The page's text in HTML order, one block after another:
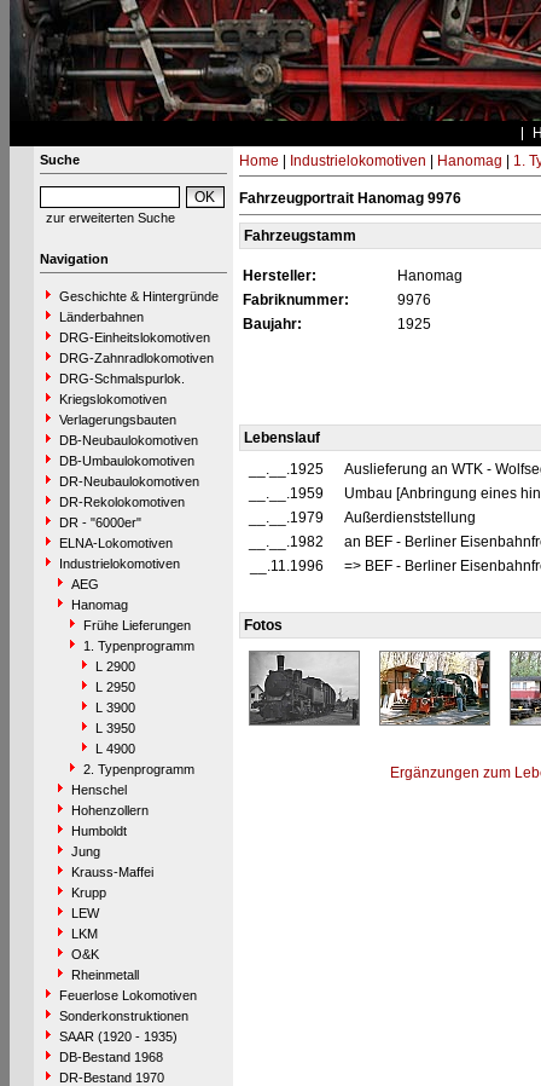
Suche
zur erweiterten Suche
Navigation
Geschichte & Hintergründe
Länderbahnen
DRG-Einheitslokomotiven
DRG-Zahnradlokomotiven
DRG-Schmalspurlok.
Kriegslokomotiven
Verlagerungsbauten
DB-Neubaulokomotiven
DB-Umbaulokomotiven
DR-Neubaulokomotiven
DR-Rekolokomotiven
DR - "6000er"
ELNA-Lokomotiven
Industrielokomotiven
AEG
Hanomag
Frühe Lieferungen
1. Typenprogramm
L 2900
L 2950
L 3900
L 3950
L 4900
2. Typenprogramm
Henschel
Hohenzollern
Humboldt
Jung
Krauss-Maffei
Krupp
LEW
LKM
O&K
Rheinmetall
Feuerlose Lokomotiven
Sonderkonstruktionen
SAAR (1920 - 1935)
DB-Bestand 1968
DR-Bestand 1970
Home Industrielokomotiven Hanomag 1.
Fahrzeugportrait Hanomag 9976
Fahrzeugstamm
Hersteller:
Hanomag
Fabriknummer:
9976
Baujahr:
1925
Lebenslauf
__.__.1925
Auslieferung an WTK -
__.__.1959
Umbau [Anbringung eines
__.__.1979
Außerdienststellung
__.__.1982
an BEF - Berliner
__.11.1996
=> BEF - Berliner
Fotos
Ergänzungen zum